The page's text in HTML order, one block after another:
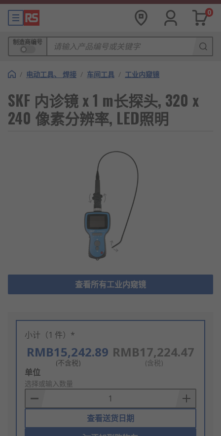
0
制造商编号
/ 电动工具、 焊接 / 车间工具 / 工业内窥镜
SKF 内诊镜 x 1 m长探头, 320 x
240 像素分辨率, LED照明
查看所有工业内窥镜
小计（1 件）*
RMB15,242.89
(不含税)
RMB17,224.47
(含税)
Add
to
Basket
单位
选择或输入数量
查看送货日期